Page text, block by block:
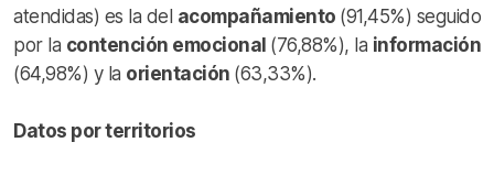
atendidas) es la del acompañamiento (91,45%) seguido
por la contención emocional (76,88%), la información
(64,98%) y la orientación (63,33%).
Datos por territorios